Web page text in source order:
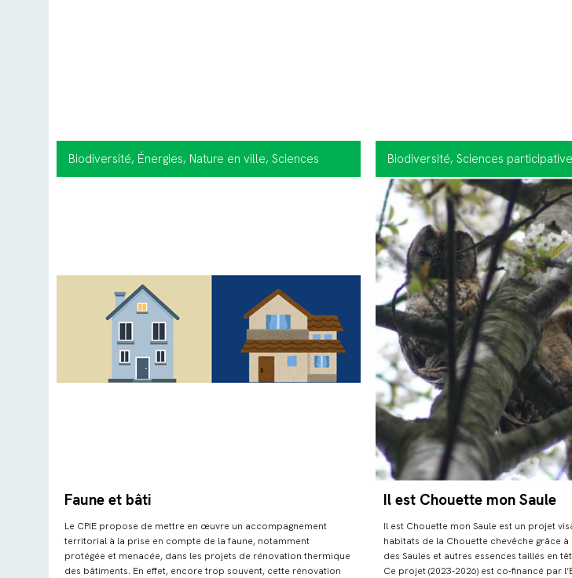
Biodiversité, Énergies, Nature en ville, Sciences
Faune et bâti
Le CPIE propose de mettre en œuvre un accompagnement
territorial à la prise en compte de la faune, notamment
protégée et menacée, dans les projets de rénovation thermique
des bâtiments. En effet, encore trop souvent, cette rénovation
Biodiversité, Sciences
Il est Chouette mon Saule
Il est Chouette mon Saule est un projet
habitats de la Chouette chevêche grâce
des Saules et autres essences taillés en
Ce projet (2023-2026) est co-financé par